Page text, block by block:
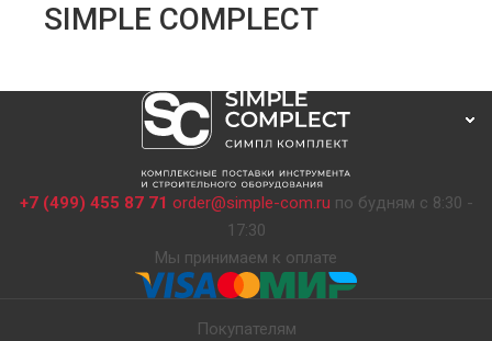
SIMPLE COMPLECT
+7 (499) 455 87 71 order@simple-com.ru по будням с 8:30 -
17:30
Мы принимаем к оплате
Покупателям